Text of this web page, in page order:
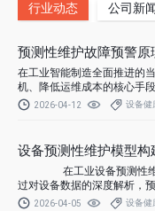
行业动态 公司新
预测性维护故障预警
在工业智能制造全面推进的
机、降低运维成本的核心手
略的有效性与及时性。
2026-04-12 设备健
设备预测性维护模型构
过对设备数据的深度解析，
与维护的有效性。然而，据
2026-04-05 设备健